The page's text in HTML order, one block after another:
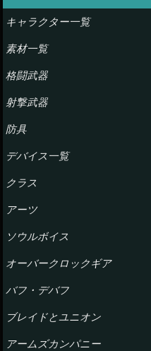
キャラクター一覧
素材一覧
格闘武器
射撃武器
防具
デバイス一覧
クラス
アーツ
ソウルボイス
オーバークロックギア
バフ・デバフ
ブレイドとユニオン
アームズカンパニー